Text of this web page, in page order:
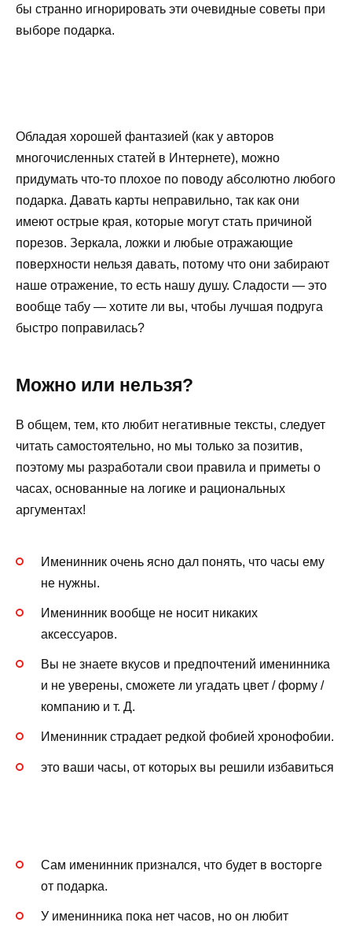
бы странно игнорировать эти очевидные советы при
выборе подарка.
Обладая хорошей фантазией (как у авторов
многочисленных статей в Интернете), можно
придумать что-то плохое по поводу абсолютно любого
подарка. Давать карты неправильно, так как они
имеют острые края, которые могут стать причиной
порезов. Зеркала, ложки и любые отражающие
поверхности нельзя давать, потому что они забирают
наше отражение, то есть нашу душу. Сладости — это
вообще табу — хотите ли вы, чтобы лучшая подруга
быстро поправилась?
Можно или нельзя?
В общем, тем, кто любит негативные тексты, следует
читать самостоятельно, но мы только за позитив,
поэтому мы разработали свои правила и приметы о
часах, основанные на логике и рациональных
аргументах!
Именинник очень ясно дал понять, что часы ему
не нужны.
Именинник вообще не носит никаких
аксессуаров.
Вы не знаете вкусов и предпочтений именинника
и не уверены, сможете ли угадать цвет / форму /
компанию и т. Д.
Именинник страдает редкой фобией хронофобии.
это ваши часы, от которых вы решили избавиться
Сам именинник признался, что будет в восторге
от подарка.
У именинника пока нет часов, но он любит